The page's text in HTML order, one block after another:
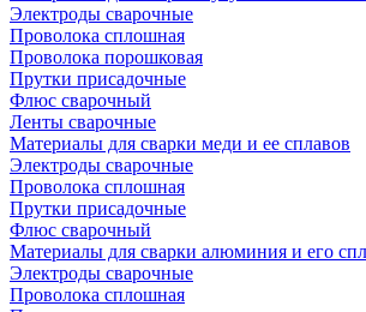
Электроды сварочные
Проволока сплошная
Проволока порошковая
Прутки присадочные
Флюс сварочный
Ленты сварочные
Материалы для сварки меди и ее сплавов
Электроды сварочные
Проволока сплошная
Прутки присадочные
Флюс сварочный
Материалы для сварки алюминия и его
Электроды сварочные
Проволока сплошная